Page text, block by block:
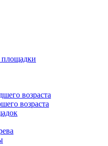
площадки
возраста
возраста